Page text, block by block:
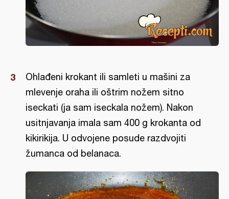
Ohlađeni krokant ili samleti u mašini za
mlevenje oraha ili oštrim nožem sitno
iseckati (ja sam iseckala nožem). Nakon
usitnjavanja imala sam 400 g krokanta od
kikirikija. U odvojene posude razdvojiti
žumanca od belanaca.